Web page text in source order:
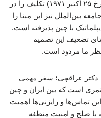
مجمع عمومی سازمان ملل متحد (مورخ ۲۵ اکتبر ۱۹۷۱) تکلیف را در
بین‌الملل نیز این مبنا را
با چین پذیرفته است.
تضعیف این تصمیم
ما مردود است.
دکتر عراقچی؛ سفر مهمی
است که بین ایران و چین
تماس‌ها و رایزنی‌ها اهمیت
با صلح و امنیت منطقه